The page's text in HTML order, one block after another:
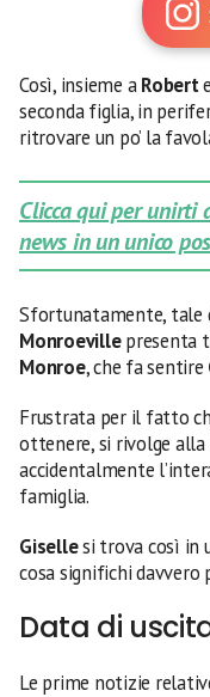
Così, insieme aRobert
seconda figlia, in
ritrovare un po’ la
Clicca qui per unirti
news in un unico
Sfortunatamente, tale
Monroevillepresenta
Monroe, che fa sentire
Frustrata per il fatto
ottenere, si rivolge
accidentalmente
famiglia.
Gisellesi trova così in
cosa significhi davvero
Data di
Le prime notizie